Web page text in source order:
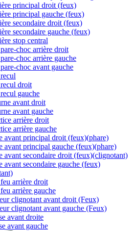
principal droit (feux)
principal gauche (feux)
secondaire droit (feux)
secondaire gauche (feux)
stop central
choc arrière droit
choc arrière gauche
choc avant gauche
droit
gauche
avant droit
avant gauche
arrière droit
arrière gauche
avant principal droit (feux)(phare)
avant principal gauche (feux)(phare)
avant secondaire droit (feux)(clignotant)
avant secondaire gauche (feux)
arrière droit
arrière gauche
clignotant avant droit (Feux)
clignotant avant gauche (Feux)
avant droite
avant gauche